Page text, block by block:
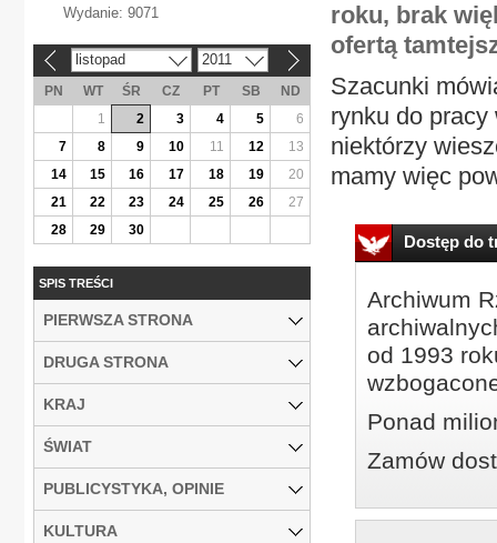
roku, brak
ofertą
Szacunki
rynku do pracy
niektórzy
mamy więc
Dostęp do
Archiwum
od 1993
Ponad
Zamów
Wydanie: 9071
listopad 2011
PN WT ŚR CZ PT SB
ND
1
2 3 4 5
6
7
8 9 10 11 12
13
14
15 16 17 18 19
20
21
22 23 24 25 26
27
28
29 30
SPIS TREŚCI
PIERWSZA STRONA
DRUGA STRONA
KRAJ
ŚWIAT
PUBLICYSTYKA, OPINIE
KULTURA